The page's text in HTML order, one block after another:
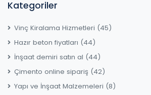
Kategoriler
Vinç Kiralama Hizmetleri (45)
Hazır beton fiyatları (44)
İnşaat demiri satın al (44)
Çimento online sipariş (42)
Yapı ve İnşaat Malzemeleri (8)